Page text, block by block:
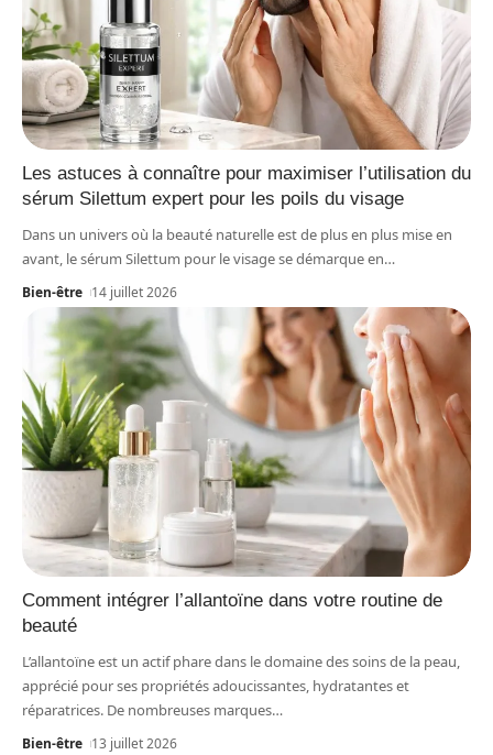
Les astuces à connaître pour maximiser l’utilisation du
sérum Silettum expert pour les poils du visage
Dans un univers où la beauté naturelle est de plus en plus mise en
avant, le sérum Silettum pour le visage se démarque en…
Bien-être 14 juillet 2026
Comment intégrer l’allantoïne dans votre routine de
beauté
L’allantoïne est un actif phare dans le domaine des soins de la peau,
apprécié pour ses propriétés adoucissantes, hydratantes et
réparatrices. De nombreuses marques…
Bien-être 13 juillet 2026